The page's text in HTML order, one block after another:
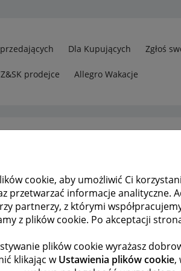
cookie, aby umożliwić Ci
przetwarzać informacje analityczne.
partnerzy, z którymi
z plików cookie. Po akceptacji
plików cookie wyrażasz
klikając wUstawienia plików cookie,
Dla Kupujących Zgłoś
prodejce Allegro Wakacje
Otrzymałem dziwną wiadomość,
POPRZEDNIA